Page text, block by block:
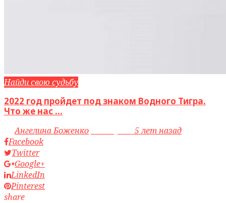
Найди свою судьбу
2022 год пройдет под знаком Водного Тигра.
Что же нас ...
byАнгелина Боженко
5 лет назад
Facebook
Twitter
Google+
LinkedIn
Pinterest
share